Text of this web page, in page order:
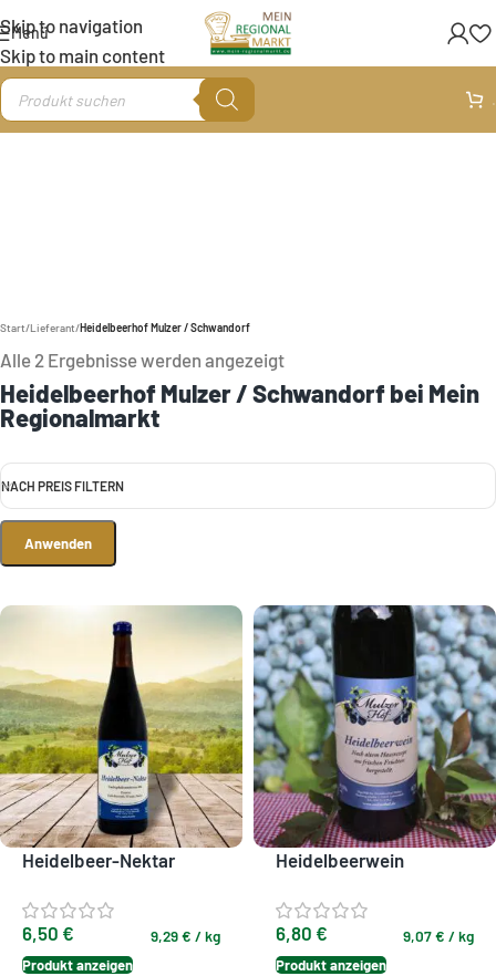
Skip to navigation
Skip to main content
Menü
.
Start/Lieferant/Heidelbeerhof Mulzer / Schwandorf
Alle 2 Ergebnisse werden angezeigt
Heidelbeerhof Mulzer / Schwandorf bei Mein
Regionalmarkt
NACH PREIS FILTERN
Anwenden
Heidelbeer-Nektar
6,50 € 9,29€ /kg
Produkt anzeigen
Heidelbeerwein
6,80 € 9,07€ /kg
Produkt anzeigen